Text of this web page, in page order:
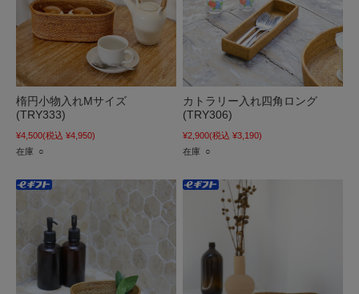
楕円小物入れMサイズ
(TRY333)
¥4,500(税込 ¥4,950)
在庫 ○
カトラリー入れ四角ロング
(TRY306)
¥2,900(税込 ¥3,190)
在庫 ○